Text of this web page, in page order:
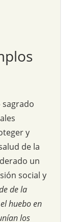
y
de la
un
social y
de la
huebo en
los